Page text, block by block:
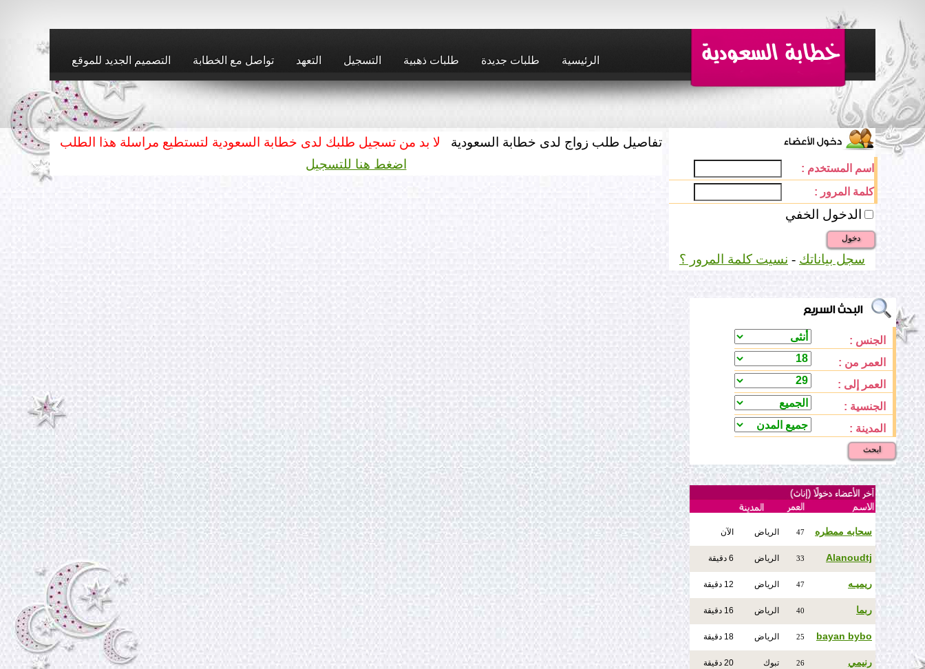
الرئيسية طلبات جديدة طلبات ذهبية التسجيل التعهد تواصل مع الخطابة التصميم الجديد للموقع
تفاصيل طلب زواج لدى خطابة السعودية
لا بد من تسجيل طلبك لدى خطابة السعودية لتستطيع مراسلة هذا الطلب
اضغط هنا للتسجيل
اسم المستخدم :
كلمة المرور :
الدخول الخفي
دخول
سجل بياناتك - نسيت كلمة المرور ؟
الجنس :
العمر من :
العمر إلى :
الجنسية :
المدينة :
ابحث
سحابه ممطره 47 الرياض الآن
Alanoudtj
33 الرياض 6 دقيقة
ريميـه 47 الرياض 12 دقيقة
ربما 40 الرياض 16 دقيقة
bayan bybo
25 الرياض 18 دقيقة
رنيمي 26 تبوك 20 دقيقة